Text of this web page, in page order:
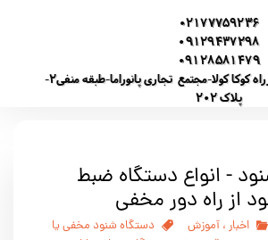
02177759236
09129437298
09128581479
تهران- خیابان پیروزی-چهارراه کوکا کولا-مجتمع تجاری پانوراما-طبقه منفی2-
پلاک 202
- انواع دستگاه ضبط
از راه دور مخفی
اخبار ، آموزش
دستگاه شنود مخفی یا